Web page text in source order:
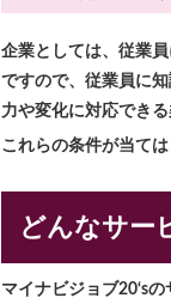
企業としては、従業
ですので、従業員に
力や変化に対応でき
これらの条件が当て
どんなサー
マイナビジョブ20‘s